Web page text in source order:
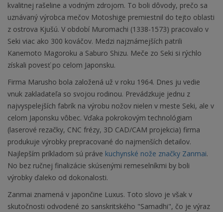
kvalitnej rašeline a vodným zdrojom. To boli dôvody, prečo sa
uznávaný výrobca mečov Motoshige premiestnil do tejto oblasti
z ostrova Kjušú. V období Muromachi (1338-1573) pracovalo v
Seki viac ako 300 kováčov. Medzi najznámejších patrili
Kanemoto Magoroku a Saburo Shizu. Meče zo Seki si rýchlo
získali povesť po celom Japonsku.
Firma Marusho bola založená už v roku 1964. Dnes ju vedie
vnuk zakladateľa so svojou rodinou. Prevádzkuje jednu z
najvyspelejších fabrík na výrobu nožov nielen v meste Seki, ale v
celom Japonsku vôbec. Vďaka pokrokovým technológiam
(laserové rezačky, CNC frézy, 3D CAD/CAM projekcia) firma
produkuje výrobky prepracované do najmenších detailov.
Najlepším príkladom sú práve kuchynské nože značky Zanmai.
No bez ručnej finalizácie skúsenými remeselníkmi by boli
výrobky ďaleko od dokonalosti.
Zanmai znamená v japončine Luxus. Toto slovo je však v
skutočnosti odvodené zo sanskritského "Samadhi", čo je výraz